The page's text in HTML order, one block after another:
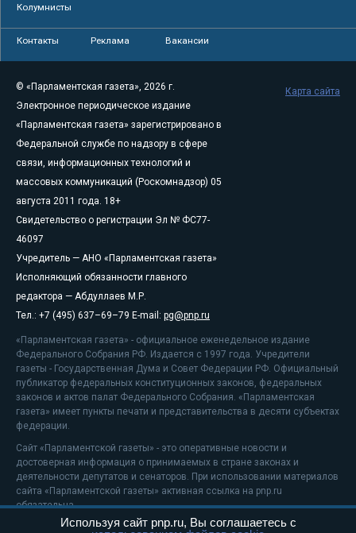
Колумнисты
Контакты Реклама Вакансии
© «Парламентская газета», 2026 г.
Электронное периодическое издание
«Парламентская газета» зарегистрировано в
Федеральной службе по надзору в сфере
связи, информационных технологий и
массовых коммуникаций (Роскомнадзор) 05
августа 2011 года. 18+
Свидетельство о регистрации Эл № ФС77-
46097
Учредитель — АНО «Парламентская газета»
Исполняющий обязанности главного
редактора — Абдуллаев М.Р.
Тел.: +7 (495) 637–69–79 E-mail: pg@pnp.ru
«Парламентская газета» - официальное еженедельное издание
Федерального Собрания РФ. Издается с 1997 года. Учредители
газеты - Государственная Дума и Совет Федерации РФ. Официальный
публикатор федеральных конституционных законов, федеральных
законов и актов палат Федерального Собрания. «Парламентская
газета» имеет пункты печати и представительства в десяти субъектах
федерации.
Сайт «Парламентской газеты» - это оперативные новости и
достоверная информация о принимаемых в стране законах и
деятельности депутатов и сенаторов. При использовании материалов
сайта «Парламентской газеты» активная ссылка на pnp.ru
обязательна.
На информационном ресурсе применяютсярекомендательные
Карта сайта
Используя сайт pnp.ru, Вы соглашаетесь с